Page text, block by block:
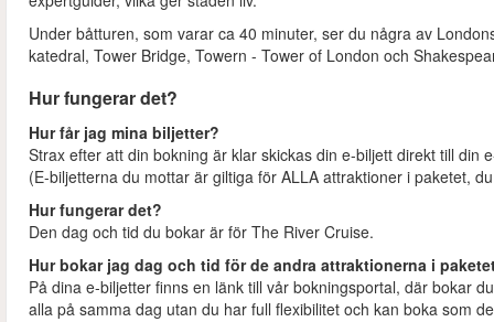
Under båtturen, som varar ca 40 minuter, ser du några av
katedral, Tower Bridge, Towern - Tower of London och
Hur fungerar det?
Hur får jag mina biljetter?
Strax efter att din bokning är klar skickas din e-biljett direkt till din
(E-biljetterna du mottar är giltiga för ALLA attraktioner i paketet,
Hur fungerar det?
Den dag och tid du bokar är för The River Cruise.
Hur bokar jag dag och tid för de andra attraktionerna i
På dina e-biljetter finns en länk till vår bokningsportal, där bokar
alla på samma dag utan du har full flexibilitet och kan boka som